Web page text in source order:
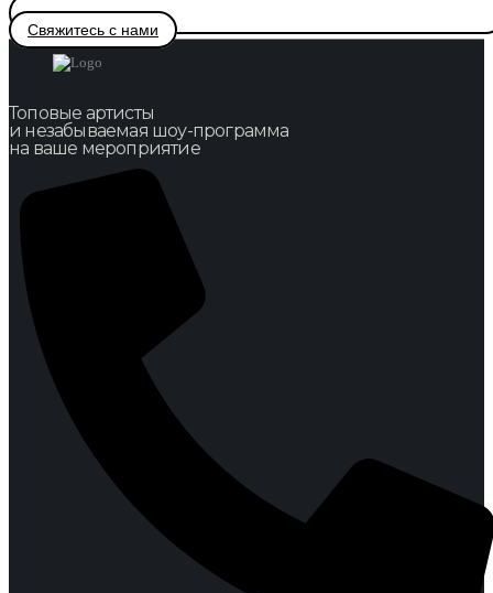
Свяжитесь с нами
Топовые артисты
и незабываемая шоу-программа
на ваше мероприятие